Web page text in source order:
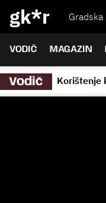
gk*r
VODIČ MAGAZIN
Vodič Korištenje